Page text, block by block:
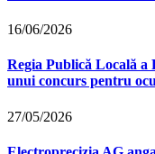
16/06/2026
Regia Publică Locală a
unui concurs pentru
27/05/2026